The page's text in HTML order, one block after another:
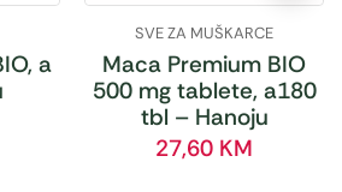
a
SVE ZA MUŠKARCE
Maca Premium BIO
500 mg tablete, a180
tbl – Hanoju
27,60 KM